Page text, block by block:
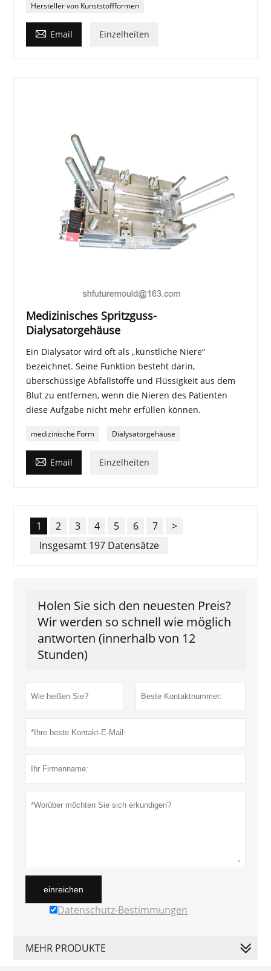
Hersteller von Kunststoffformen
 Email Einzelheiten
Medizinisches Spritzguss-
Dialysatorgehäuse
Ein Dialysator wird oft als „künstliche Niere“
bezeichnet. Seine Funktion besteht darin,
überschüssige Abfallstoffe und Flüssigkeit aus dem
Blut zu entfernen, wenn die Nieren des Patienten
diese Aufgabe nicht mehr erfüllen können.
medizinische Form Dialysatorgehäuse
 Email Einzelheiten
1 2 3 4 5 6 7
>
Insgesamt 197 Datensätze
Holen Sie sich den neuesten Preis?
Wir werden so schnell wie möglich
antworten (innerhalb von 12
Stunden)
einreichen
Datenschutz-Bestimmungen
MEHR PRODUKTE